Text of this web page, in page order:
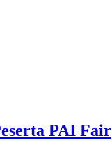
PAI Fair